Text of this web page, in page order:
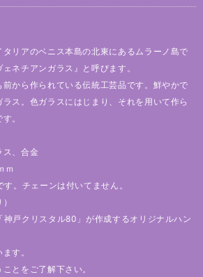
タリアのベニス本島の北東にあるムラーノ島で
ネチアンガラス』と呼びます。
から作られている伝統工芸品です。鮮やかで
ス。色ガラスにはじまり、それを用いて作ら
。
ス、合金
ｍ
。チェーンは付いてません。
戸クリスタル80」が作成するオリジナルハン
す。
とをご了解下さい。